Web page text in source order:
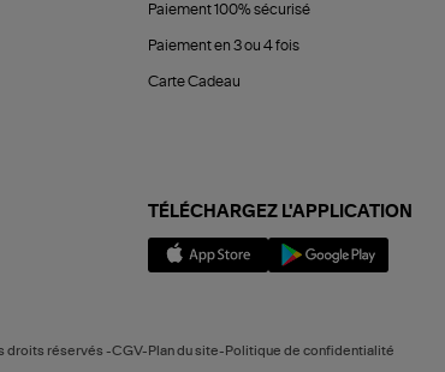
Paiement 100% sécurisé
Paiement en 3 ou 4 fois
Carte Cadeau
TÉLÉCHARGEZ L'APPLICATION
droits réservés -CGV-Plan du site-Politique de confidentialité